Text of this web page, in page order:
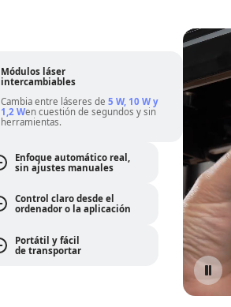
Módulos láser
intercambiables
Cambia entre láseres de 5 W, 10 W y
1,2 Wen cuestión de segundos y sin
herramientas.
Enfoque automático real,
sin ajustes manuales
Control claro desde el
ordenador o la aplicación
Portátil y fácil
de transportar